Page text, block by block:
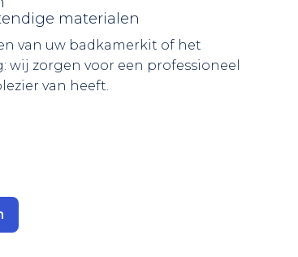
materialen
van uw badkamerkit of het
zorgen voor een professioneel
van heeft.